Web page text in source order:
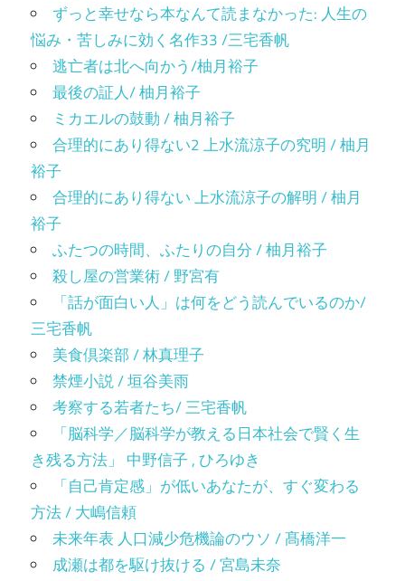
ずっと幸せなら本なんて読まなかった: 人生の
悩み・苦しみに効く名作33 /三宅香帆
逃亡者は北へ向かう/柚月裕子
最後の証人/ 柚月裕子
ミカエルの鼓動 / 柚月裕子
合理的にあり得ない2 上水流涼子の究明 / 柚月
裕子
合理的にあり得ない 上水流涼子の解明 / 柚月
裕子
ふたつの時間、ふたりの自分 / 柚月裕子
殺し屋の営業術 / 野宮有
「話が面白い人」は何をどう読んでいるのか/
三宅香帆
美食倶楽部 / 林真理子
禁煙小説 / 垣谷美雨
考察する若者たち/ 三宅香帆
「脳科学／脳科学が教える日本社会で賢く生
き残る方法」 中野信子 , ひろゆき
「自己肯定感」が低いあなたが、すぐ変わる
方法 / 大嶋信頼
未来年表 人口減少危機論のウソ / 髙橋洋一
成瀬は都を駆け抜ける / 宮島未奈